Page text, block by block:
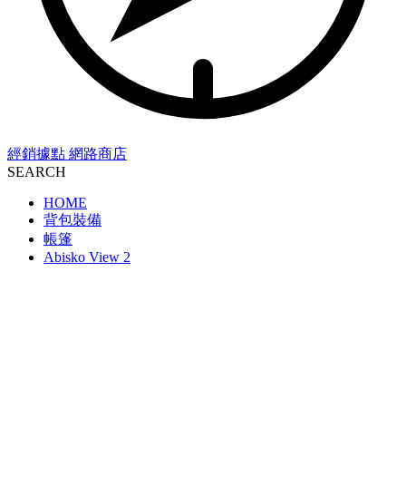
經銷據點 網路商店
SEARCH
HOME
背包裝備
帳篷
Abisko View 2